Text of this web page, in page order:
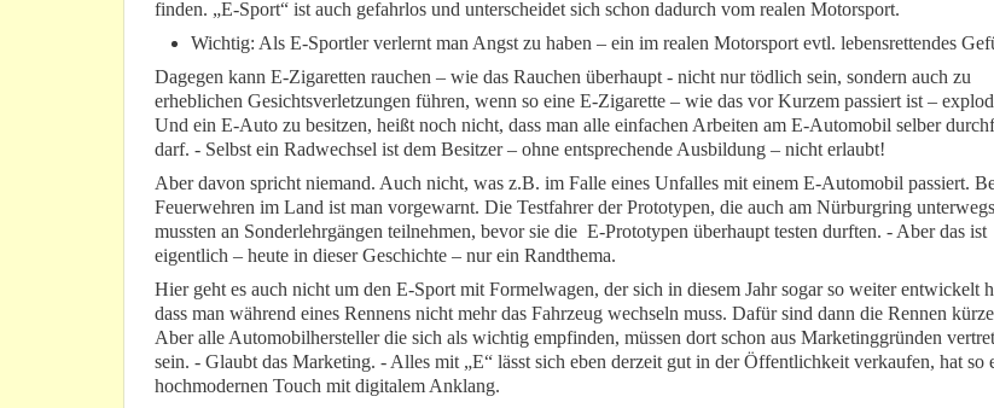
finden. „E-Sport“ ist auch gefahrlos und unterscheidet sich schon dadurch vom realen Motorsport.
Wichtig: Als E-Sportler verlernt man Angst zu haben – ein im realen Motorsport evtl. lebensrettendes
Dagegen kann E-Zigaretten rauchen – wie das Rauchen überhaupt - nicht nur tödlich sein, sondern auch zu
erheblichen Gesichtsverletzungen führen, wenn so eine E-Zigarette – wie das vor Kurzem passiert ist –
Und ein E-Auto zu besitzen, heißt noch nicht, dass man alle einfachen Arbeiten am E-Automobil selber
darf. - Selbst ein Radwechsel ist dem Besitzer – ohne entsprechende Ausbildung – nicht erlaubt!
Aber davon spricht niemand. Auch nicht, was z.B. im Falle eines Unfalles mit einem E-Automobil passiert.
Feuerwehren im Land ist man vorgewarnt. Die Testfahrer der Prototypen, die auch am Nürburgring
mussten an Sonderlehrgängen teilnehmen, bevor sie die E-Prototypen überhaupt testen durften. - Aber das ist
eigentlich – heute in dieser Geschichte – nur ein Randthema.
Hier geht es auch nicht um den E-Sport mit Formelwagen, der sich in diesem Jahr sogar so weiter entwickelt
dass man während eines Rennens nicht mehr das Fahrzeug wechseln muss. Dafür sind dann die Rennen
Aber alle Automobilhersteller die sich als wichtig empfinden, müssen dort schon aus Marketinggründen
sein. - Glaubt das Marketing. - Alles mit „E“ lässt sich eben derzeit gut in der Öffentlichkeit verkaufen, hat so
hochmodernen Touch mit digitalem Anklang.